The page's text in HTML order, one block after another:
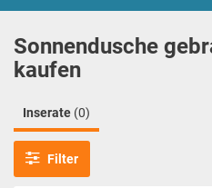
Sonnendusche
kaufen
Inserate (0)
Filter